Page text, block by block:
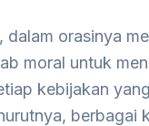
orasinya
moral untuk
kebijakan
berbagai